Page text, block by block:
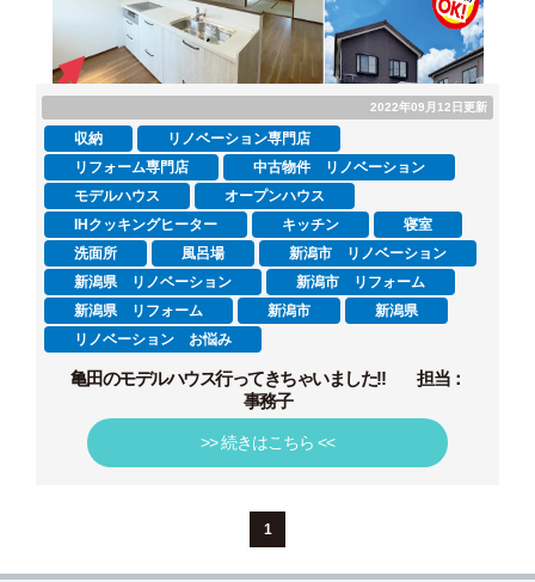
2022年09月12日更新
収納
リノベーション専門店
リフォーム専門店
中古物件 リノベーション
モデルハウス
オープンハウス
IHクッキングヒーター
キッチン
寝室
洗面所
風呂場
新潟市 リノベーション
新潟県 リノベーション
新潟市 リフォーム
新潟県 リフォーム
新潟市
新潟県
リノベーション お悩み
亀田のモデルハウス行ってきちゃいました!! 担当：
事務子
>> 続きはこちら <<
1